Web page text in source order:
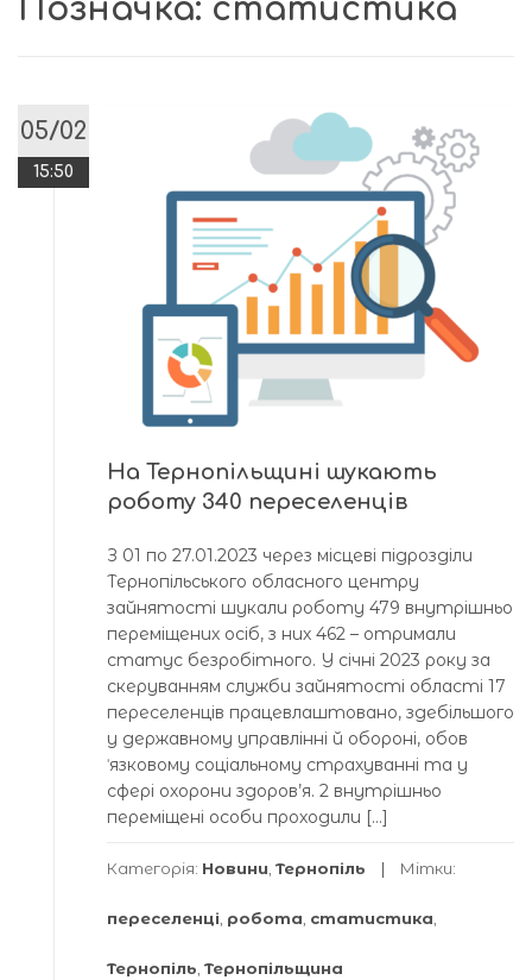
Позначка: статистика
05/02
15:50
На Тернопільщині шукають
роботу 340 переселенців
З 01 по 27.01.2023 через місцеві підрозділи
Тернопільського обласного центру
зайнятості шукали роботу 479 внутрішньо
переміщених осіб, з них 462 – отримали
статус безробітного. У січні 2023 року за
скеруванням служби зайнятості області 17
переселенців працевлаштовано, здебільшого
у державному управлінні й обороні, обов
ˈязковому соціальному страхуванні та у
сфері охорони здоров’я. 2 внутрішньо
переміщені особи проходили […]
Категорія: Новини, Тернопіль Мітки:
переселенці, робота, статистика,
Тернопіль, Тернопільщина